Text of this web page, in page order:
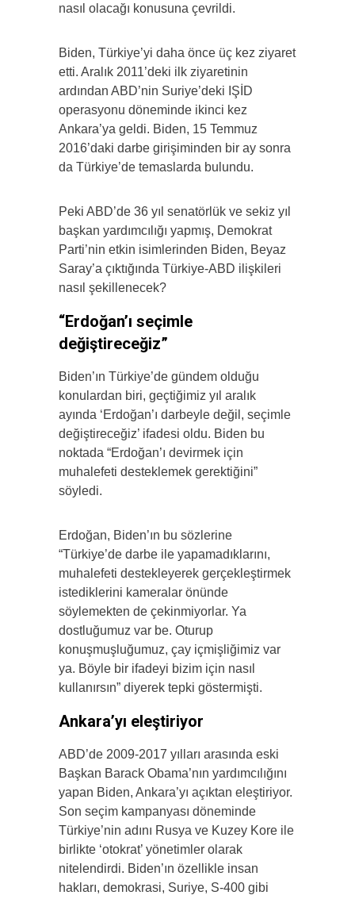
nasıl olacağı konusuna çevrildi.
Biden, Türkiye’yi daha önce üç kez ziyaret
etti. Aralık 2011’deki ilk ziyaretinin
ardından ABD’nin Suriye’deki IŞİD
operasyonu döneminde ikinci kez
Ankara’ya geldi. Biden, 15 Temmuz
2016’daki darbe girişiminden bir ay sonra
da Türkiye’de temaslarda bulundu.
Peki ABD’de 36 yıl senatörlük ve sekiz yıl
başkan yardımcılığı yapmış, Demokrat
Parti’nin etkin isimlerinden Biden, Beyaz
Saray’a çıktığında Türkiye-ABD ilişkileri
nasıl şekillenecek?
“Erdoğan’ı seçimle
değiştireceğiz”
Biden’ın Türkiye’de gündem olduğu
konulardan biri, geçtiğimiz yıl aralık
ayında ‘Erdoğan’ı darbeyle değil, seçimle
değiştireceğiz’ ifadesi oldu. Biden bu
noktada “Erdoğan’ı devirmek için
muhalefeti desteklemek gerektiğini”
söyledi.
Erdoğan, Biden’ın bu sözlerine
“Türkiye’de darbe ile yapamadıklarını,
muhalefeti destekleyerek gerçekleştirmek
istediklerini kameralar önünde
söylemekten de çekinmiyorlar. Ya
dostluğumuz var be. Oturup
konuşmuşluğumuz, çay içmişliğimiz var
ya. Böyle bir ifadeyi bizim için nasıl
kullanırsın” diyerek tepki göstermişti.
Ankara’yı eleştiriyor
ABD’de 2009-2017 yılları arasında eski
Başkan Barack Obama’nın yardımcılığını
yapan Biden, Ankara’yı açıktan eleştiriyor.
Son seçim kampanyası döneminde
Türkiye’nin adını Rusya ve Kuzey Kore ile
birlikte ‘otokrat’ yönetimler olarak
nitelendirdi. Biden’ın özellikle insan
hakları, demokrasi, Suriye, S-400 gibi